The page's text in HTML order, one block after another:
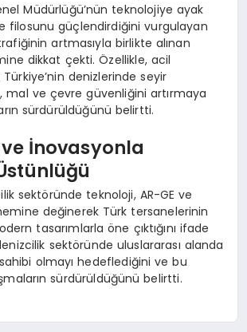
Müdürlüğü’nün teknolojiye ayak
filosunu güçlendirdiğini vurgulayan
artmasıyla birlikte alınan
dikkat çekti. Özellikle, acil
denizlerinde seyir
mal ve çevre güvenliğini artırmaya
sürdürüldüğünü belirtti.
İnovasyonla
sektöründe teknoloji, AR-GE ve
değinerek Türk tersanelerinin
tasarımlarla öne çıktığını ifade
sektöründe uluslararası alanda
olmayı hedeflediğini ve bu
sürdürüldüğünü belirtti.